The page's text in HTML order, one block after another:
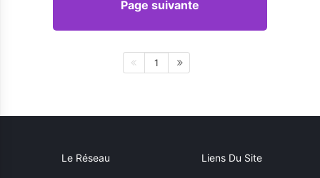
Page suivante
1
Le Réseau Liens Du Site